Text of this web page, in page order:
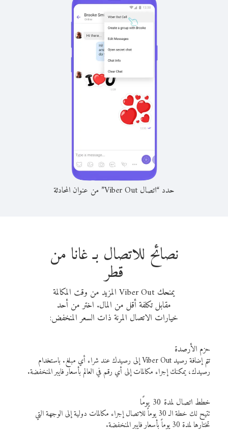
حدد “اتصال Viber Out” من عنوان المحادثة
نصائح للاتصال بـ غانا من
قطر
يمنحك Viber Out المزيد من وقت المكالمة
مقابل تكلفة أقل من المال. اختر من أحد
خيارات الاتصال المرنة ذات السعر المنخفض:
حزم الأرصدة
تتم إضافة رصيد Viber Out إلى رصيدك عند شراء أي مبلغ. باستخدام
رصيدك، يمكنك إجراء مكالمات إلى أي رقم في العالم بأسعار فايبر المنخفضة.
خطط اتصال لمدة 30 يومًا
تتيح لك خطة الـ 30 يوماً للاتصال إجراء مكالمات دولية إلى الوجهة التي
تختارها لمدة 30 يوماً بأسعار فايبر المنخفضة.